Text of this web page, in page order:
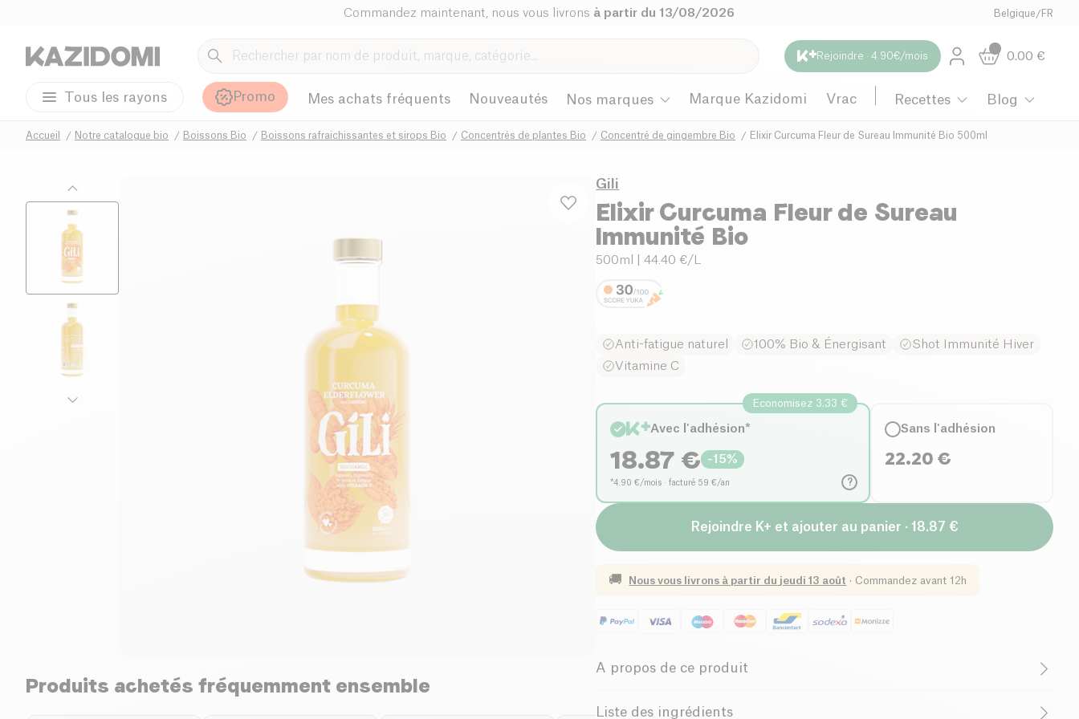
Commandez maintenant, nous vous livrons à partir du 13/08/2026 Belgique /FR
Rejoindre · 4.90€/mois 0.00 €
Tous les rayons Promo Mes achats fréquents Nouveautés Nos marques Marque Kazidomi Vrac Recettes Blog
Accueil Notre catalogue bio Boissons Bio Boissons rafraichissantes et sirops Bio Concentrés de plantes Bio Concentré de gingembre Bio Elixir Curcuma Fleur de Sureau Immunité Bio 500ml
Produits achetés fréquemment ensemble
Gili
Elixir Curcuma Fleur de Sureau
Immunité Bio
500ml | 44.40 €/L
Anti-fatigue naturel 100% Bio & Énergisant
Shot Immunité Hiver
Vitamine C
?
Economisez 3.33 €
Avec l'adhésion*
18.87 € -15%
*4.90 €/mois · facturé 59 €/an
Sans l'adhésion
22.20 €
Rejoindre K+ et ajouter au panier · 18.87 €
🚚 Nous vous livrons à partir du jeudi 13 août · Commandez avant 12h
A propos de ce produit
Vegan Sans gluten (ingrédients) Sans lactose (ingrédients)
Liste des ingrédients